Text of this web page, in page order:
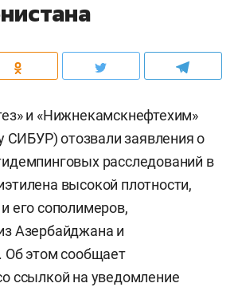
и «Нижнекамскнефтехим»
СИБУР) отозвали заявления о
расследований в
высокой плотности,
его сополимеров,
Азербайджана и
Об этом сообщает
ссылкой на уведомление